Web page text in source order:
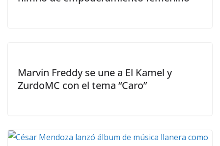
Marvin Freddy se une a El Kamel y
ZurdoMC con el tema “Caro”